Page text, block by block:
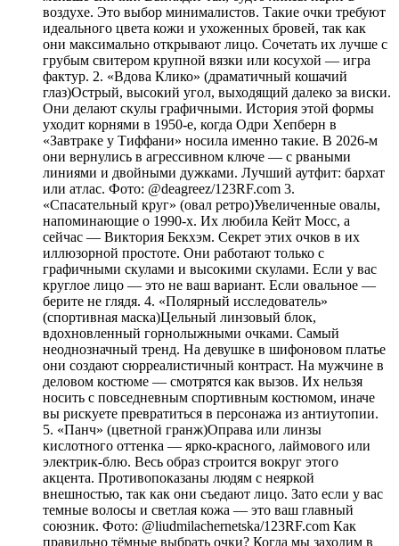
воздухе. Это выбор минималистов. Такие очки требуют
идеального цвета кожи и ухоженных бровей, так как
они максимально открывают лицо. Сочетать их лучше с
грубым свитером крупной вязки или косухой — игра
фактур. 2. «Вдова Клико» (драматичный кошачий
глаз)Острый, высокий угол, выходящий далеко за виски.
Они делают скулы графичными. История этой формы
уходит корнями в 1950-е, когда Одри Хепберн в
«Завтраке у Тиффани» носила именно такие. В 2026-м
они вернулись в агрессивном ключе — с рваными
линиями и двойными дужками. Лучший аутфит: бархат
или атлас. Фото: @deagreez/123RF.com 3.
«Спасательный круг» (овал ретро)Увеличенные овалы,
напоминающие о 1990-х. Их любила Кейт Мосс, а
сейчас — Виктория Бекхэм. Секрет этих очков в их
иллюзорной простоте. Они работают только с
графичными скулами и высокими скулами. Если у вас
круглое лицо — это не ваш вариант. Если овальное —
берите не глядя. 4. «Полярный исследователь»
(спортивная маска)Цельный линзовый блок,
вдохновленный горнолыжными очками. Самый
неоднозначный тренд. На девушке в шифоновом платье
они создают сюрреалистичный контраст. На мужчине в
деловом костюме — смотрятся как вызов. Их нельзя
носить с повседневным спортивным костюмом, иначе
вы рискуете превратиться в персонажа из антиутопии.
5. «Панч» (цветной гранж)Оправа или линзы
кислотного оттенка — ярко-красного, лаймового или
электрик-блю. Весь образ строится вокруг этого
акцента. Противопоказаны людям с неяркой
внешностью, так как они съедают лицо. Зато если у вас
темные волосы и светлая кожа — это ваш главный
союзник. Фото: @liudmilachernetska/123RF.com Как
правильно тёмные выбрать очки? Когда мы заходим в